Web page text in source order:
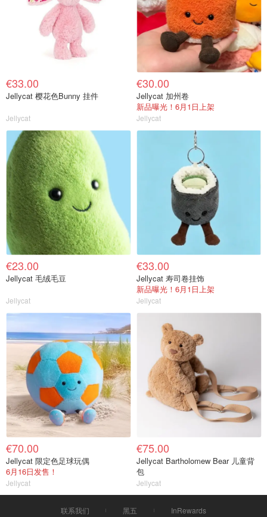
€33.00
Jellycat 樱花色Bunny 挂件
Jellycat
€30.00
Jellycat 加州卷
新品曝光！6月1日上架
Jellycat
€23.00
Jellycat 毛绒毛豆
Jellycat
€33.00
Jellycat 寿司卷挂饰
新品曝光！6月1日上架
Jellycat
€70.00
Jellycat 限定色足球玩偶
6月16日发售！
Jellycat
€75.00
Jellycat Bartholomew Bear 儿童背
包
Jellycat
联系我们 黑五 InRewards